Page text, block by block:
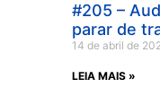
#205 –
parar de
14 de abril de
LEIA MAIS »